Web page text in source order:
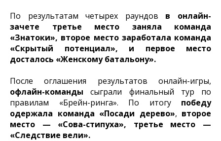
По результатам четырех раундов в онлайн-
зачете третье место заняла команда
«Знатоки», второе место заработала команда
«Скрытый потенциал», и первое место
досталось «Женскому батальону».
После оглашения результатов онлайн-игры,
офлайн-команды сыграли финальный тур по
правилам «Брейн-ринга». По итогу победу
одержала команда «Посади дерево», второе
место — «Сова-стипуха», третье место —
«Следствие вели».